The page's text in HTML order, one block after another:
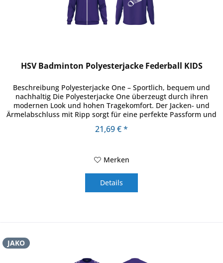
HSV Badminton Polyesterjacke Federball KIDS
Beschreibung Polyesterjacke One – Sportlich, bequem und
nachhaltig Die Polyesterjacke One überzeugt durch ihren
modernen Look und hohen Tragekomfort. Der Jacken- und
Ärmelabschluss mit Ripp sorgt für eine perfekte Passform und
21,69 € *
Merken
Details
JAKO